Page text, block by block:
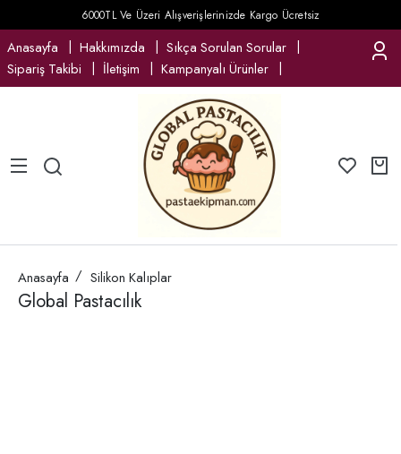
6000TL Ve Üzeri Alışverişlerinizde Kargo Ücretsiz
Anasayfa Hakkımızda
Sıkça Sorulan Sorular
Sipariş Takibi
İletişim Kampanyalı Ürünler
Anasayfa Silikon Kalıplar
Global Pastacılık